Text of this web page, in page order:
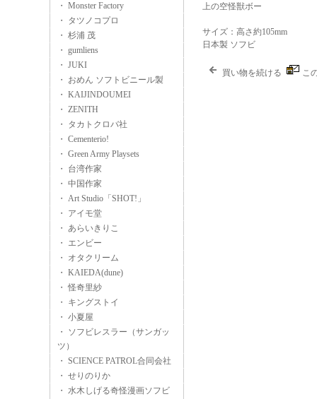
・ Monster Factory
・ タツノコプロ
・ 杉浦 茂
・ gumliens
・ JUKI
・ おめん ソフトビニール製
・ KAIJINDOUMEI
・ ZENITH
・ タカトクロバ社
・ Cementerio!
・ Green Army Playsets
・ 台湾作家
・ 中国作家
・ Art Studio「SHOT!」
・ アイモ堂
・ あらいきりこ
・ エンビー
・ オタクリーム
・ KAIEDA(dune)
・ 怪奇里紗
・ キングストイ
・ 小夏屋
・ ソフビレスラー（サンガッ
ツ）
・ SCIENCE PATROL合同会社
・ せりのりか
・ 水木しげる奇怪漫画ソフビ
上の空怪獣ボー
サイズ：高さ約105mm
日本製 ソフビ
買い物を続ける こ